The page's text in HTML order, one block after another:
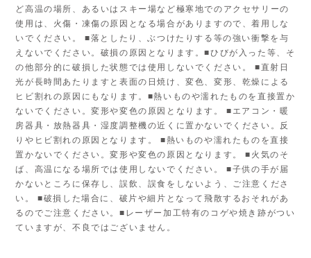
ど高温の場所、あるいはスキー場など極寒地でのアクセサリーの
使用は、火傷・凍傷の原因となる場合がありますので、着用しな
いでください。 ■落としたり、ぶつけたりする等の強い衝撃を与
えないでください。破損の原因となります。■ひびが入った等、そ
の他部分的に破損した状態では使用しないでください。 ■直射日
光が長時間あたりますと表面の日焼け、変色、変形、乾燥による
ヒビ割れの原因にもなります。■熱いものや濡れたものを直接置か
ないでください。変形や変色の原因となります。 ■エアコン・暖
房器具・放熱器具・湿度調整機の近くに置かないでください。反
りやヒビ割れの原因となります。 ■熱いものや濡れたものを直接
置かないでください。変形や変色の原因となります。 ■火気のそ
ば、高温になる場所では使用しないでください。 ■子供の手が届
かないところに保存し、誤飲、誤食をしないよう、ご注意くださ
い。 ■破損した場合に、破片や細片となって飛散するおそれがあ
るのでご注意ください。■レーザー加工特有のコゲや焼き跡がつい
ていますが、不良ではございません。